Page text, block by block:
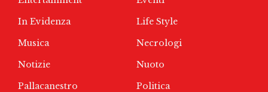
In Evidenza
Life Style
Musica
Necrologi
Notizie
Nuoto
Pallacanestro
Politica